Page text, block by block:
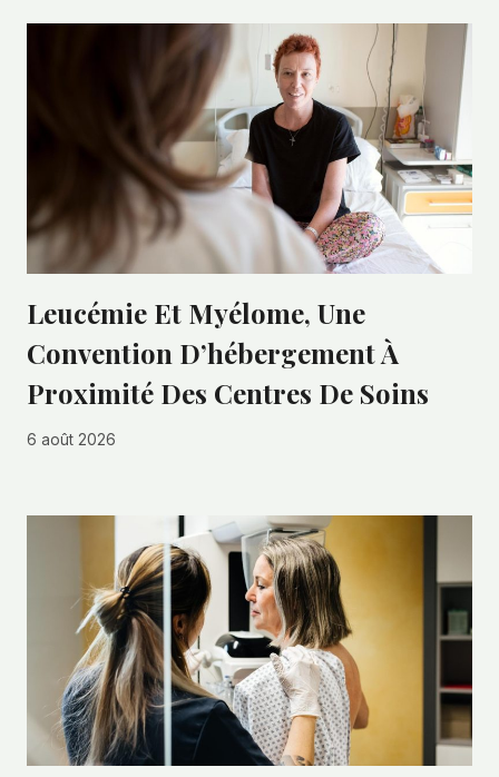
Leucémie Et Myélome, Une
Convention D’hébergement À
Proximité Des Centres De Soins
6 août 2026